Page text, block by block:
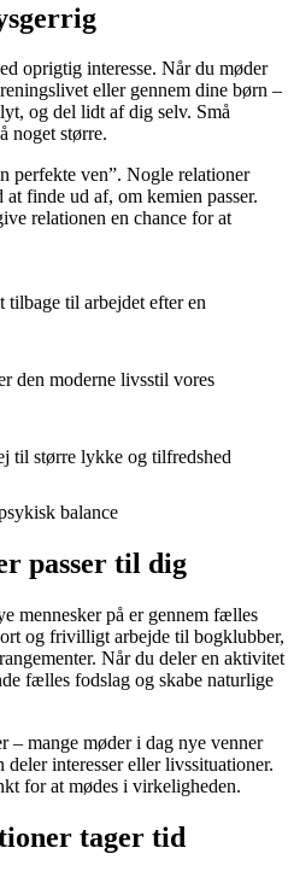
oprigtig interesse. Når du møder
eller gennem dine børn –
og del lidt af dig selv. Små
noget større.
perfekte ven”. Nogle relationer
finde ud af, om kemien passer.
relationen en chance for at
tilbage til arbejdet efter en
den moderne livsstil vores
til større lykke og tilfredshed
balance
passer til dig
mennesker på er gennem fælles
og frivilligt arbejde til bogklubber,
Når du deler en aktivitet
fælles fodslag og skabe naturlige
– mange møder i dag nye venner
interesser eller livssituationer.
for at mødes i virkeligheden.
tager tid